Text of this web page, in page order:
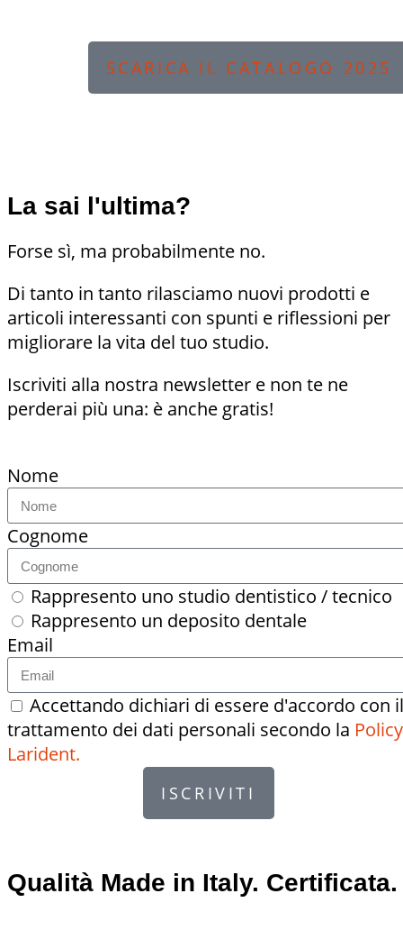
SCARICA IL CATALOGO 2025
La sai l'ultima?
Forse sì, ma probabilmente no.
Di tanto in tanto rilasciamo nuovi prodotti e
articoli interessanti con spunti e riflessioni per
migliorare la vita del tuo studio.
Iscriviti alla nostra newsletter e non te ne
perderai più una: è anche gratis!
Nome
Cognome
Rappresento uno studio dentistico / tecnico
Rappresento un deposito dentale
Email
Accettando dichiari di essere d'accordo con il
trattamento dei dati personali secondo la Policy
Larident.
ISCRIVITI
Qualità Made in Italy. Certificata.